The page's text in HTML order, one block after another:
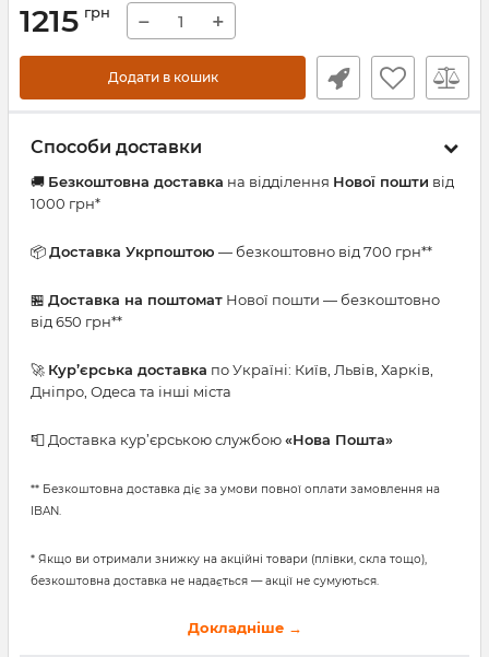
1215 грн − +
Додати в кошик
Способи доставки
🚚 Безкоштовна доставка на відділення Нової пошти від
1000 грн*
📦Доставка Укрпоштою — безкоштовно від 700 грн**
🏪 Доставка на поштомат Нової пошти — безкоштовно
від 650 грн**
🚀 Кур’єрська доставка по Україні: Київ, Львів, Харків,
Дніпро, Одеса та інші міста
📮 Доставка кур’єрською службою«Нова Пошта»
** Безкоштовна доставка діє за умови повної оплати замовлення на
IBAN.
* Якщо ви отримали знижку на акційні товари (плівки, скла тощо),
безкоштовна доставка не надається — акції не сумуються.
Докладніше →